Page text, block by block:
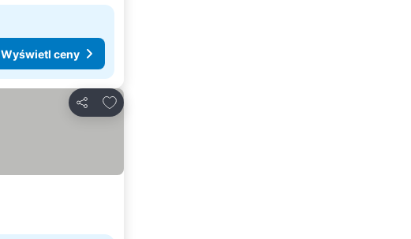
Wyświetl ceny
Udostępnij
Dodaj do ulubionych